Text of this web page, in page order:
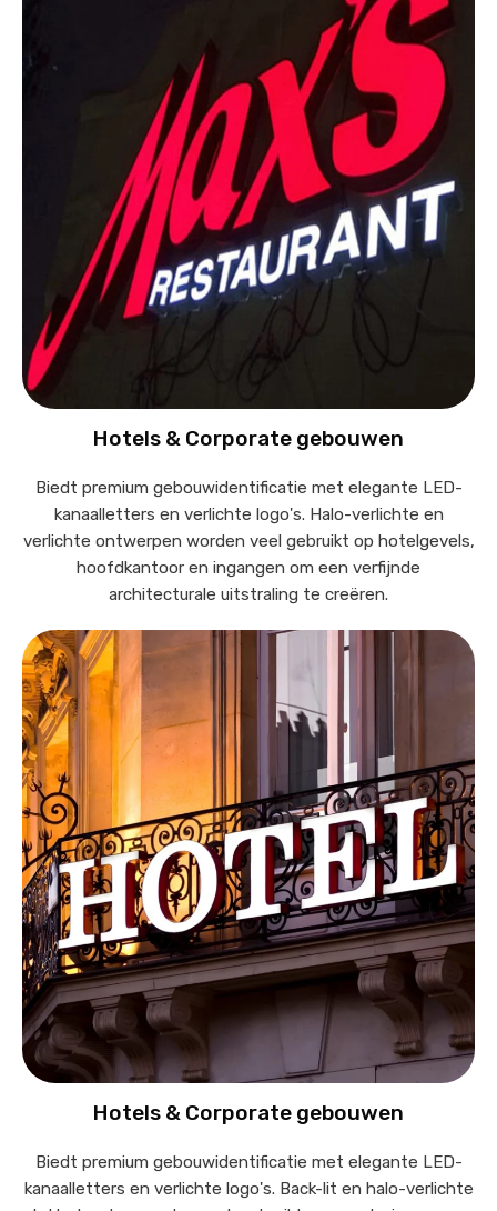
Hotels & Corporate gebouwen
Biedt premium gebouwidentificatie met elegante LED-
kanaalletters en verlichte logo's. Halo-verlichte en
verlichte ontwerpen worden veel gebruikt op hotelgevels,
hoofdkantoor en ingangen om een verfijnde
architecturale uitstraling te creëren.
Hotels & Corporate gebouwen
Biedt premium gebouwidentificatie met elegante LED-
kanaalletters en verlichte logo's. Back-lit en halo-verlichte